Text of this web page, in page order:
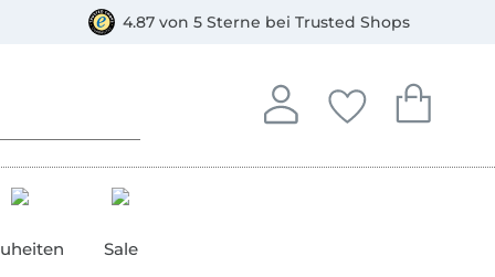
4.87 von 5 Sterne bei Trusted Shops
Anmelden
In deinem Konto
Deine
Du hast keine
Dein
Du hast
Sale